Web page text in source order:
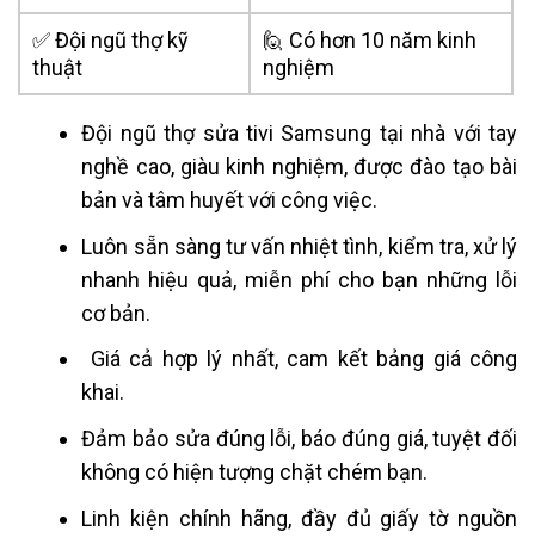
✅ Đội ngũ thợ kỹ
thuật
🙋 Có hơn 10 năm kinh
nghiệm
Đội ngũ thợ sửa tivi Samsung tại nhà với tay
nghề cao, giàu kinh nghiệm, được đào tạo bài
bản và tâm huyết với công việc.
Luôn sẵn sàng tư vấn nhiệt tình, kiểm tra, xử lý
nhanh hiệu quả, miễn phí cho bạn những lỗi
cơ bản.
Giá cả hợp lý nhất, cam kết bảng giá công
khai.
Đảm bảo sửa đúng lỗi, báo đúng giá, tuyệt đối
không có hiện tượng chặt chém bạn.
Linh kiện chính hãng, đầy đủ giấy tờ nguồn